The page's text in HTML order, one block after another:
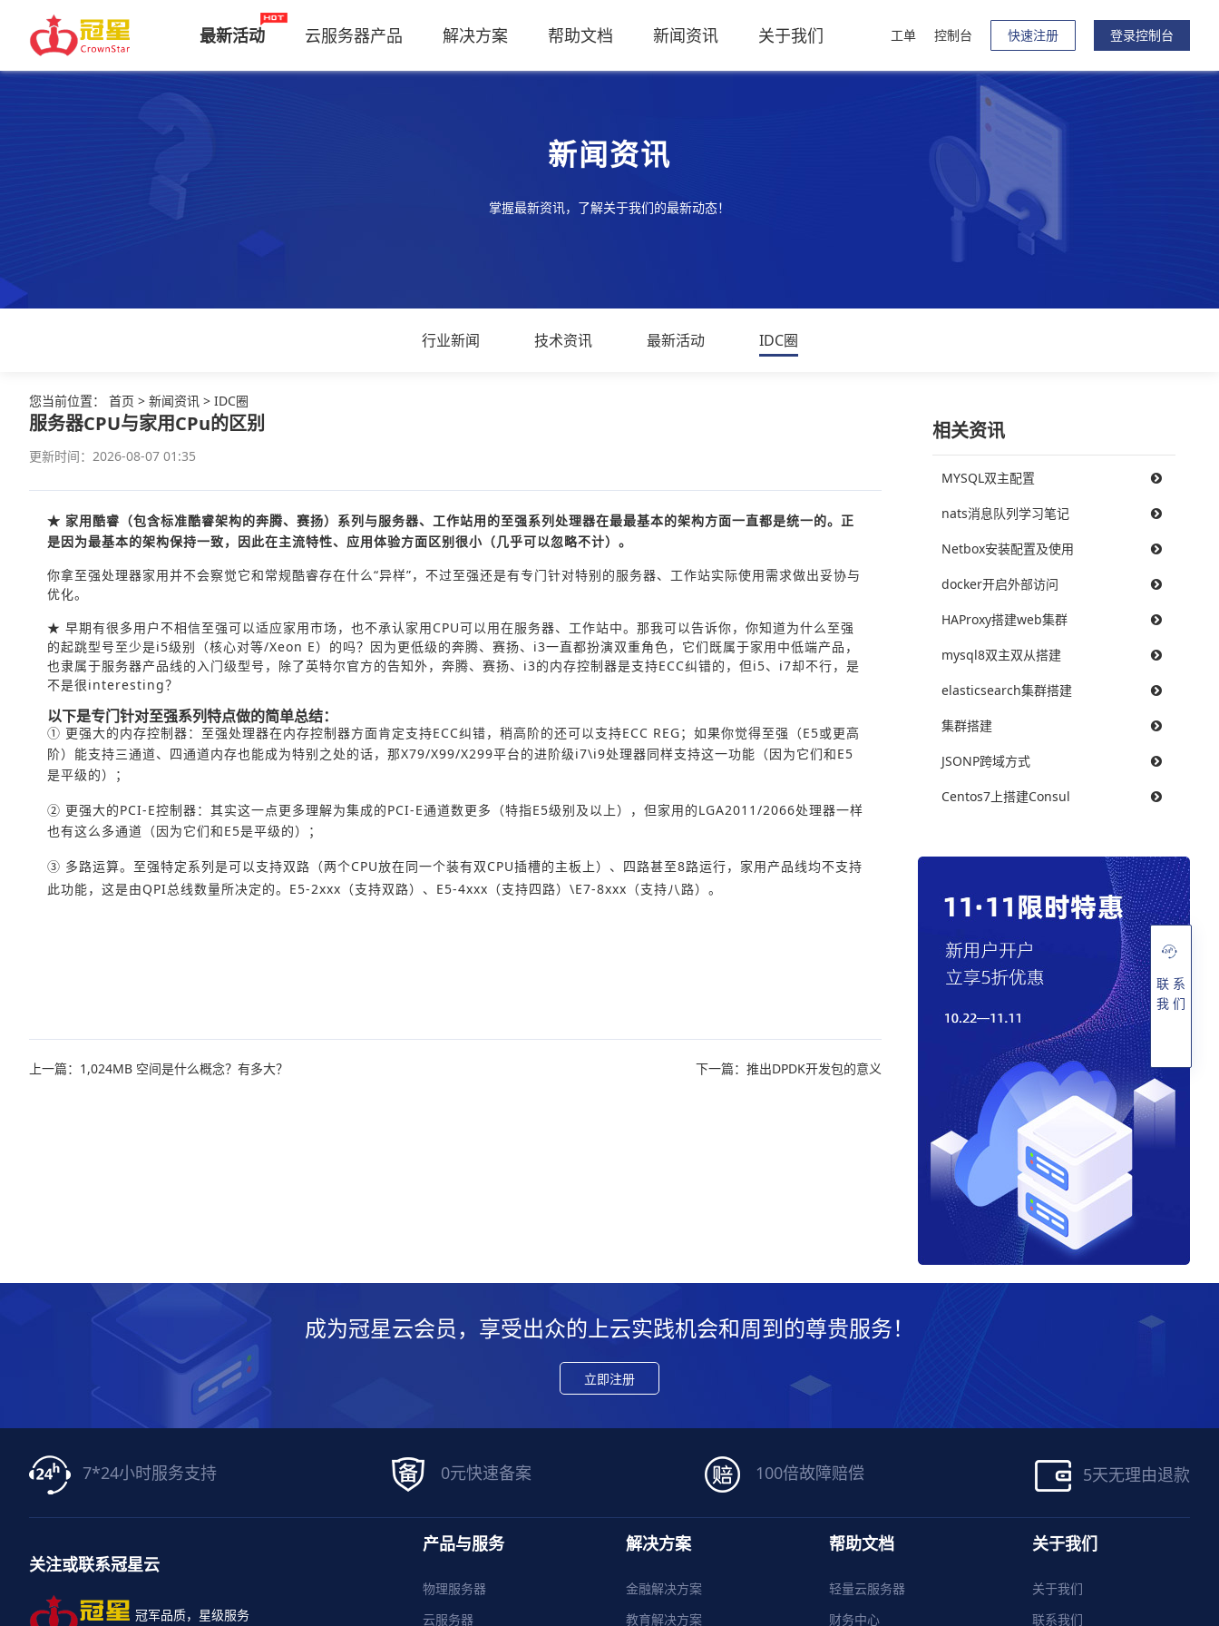
最新活动 云服务器产品 解决方案 帮助文档 新闻资讯 关于我们 工单 控制台 快速注册 登录控制台
新闻资讯
掌握最新资讯，了解关于我们的最新动态！
行业新闻 技术资讯 最新活动 IDC圈
您当前位置： 首页 > 新闻资讯 > IDC圈
服务器CPU与家用CPu的区别
更新时间：2026-08-07 01:35
★ 家用酷睿（包含标准酷睿架构的奔腾、 赛扬）系列与服务器、工作站用的至强系列处理器在最最基本的架构方面一直都是统一的。正
是因为最基本的架构保持一致，因此在主流特性、应用体验方面区别很小（几乎可以忽略不计）。
你拿至强处理器家用并不会察觉它和常规酷睿存在什么“异样”，不过至强还是有专门针对特别的服务器、工作站实际使用需求做出妥协与
优化。
★ 早期有很多用户不相信至强可以适应家用市场，也不承认家用CPU可以用在服务器、工作站中。那我可以告诉你，你知道为什么至强
的起跳型号至少是i5级别（核心对等/Xeon E）的吗？因为更低级的奔腾、赛扬、i3一直都扮演双重角色，它们既属于家用中低端产品，
也隶属于服务器产品线的入门级型号，除了英特尔官方的告知外，奔腾、赛扬、i3的内存控制器是支持ECC纠错的，但i5、i7却不行，是
不是很interesting？
以下是专门针对至强系列特点做的简单总结：
① 更强大的内存控制器：至强处理器在内存控制器方面肯定支持ECC纠错，稍高阶的还可以支持ECC REG；如果你觉得至强（E5或更高
阶）能支持三通道、四通道内存也能成为特别之处的话，那X79/X99/X299平台的进阶级i7\i9处理器同样支持这一功能（因为它们和E5
是平级的）；
② 更强大的PCI-E控制器：其实这一点更多理解为集成的PCI-E通道数更多（特指E5级别及以上），但家用的LGA2011/2066处理器一样
也有这么多通道（因为它们和E5是平级的）；
③ 多路运算。 至强特定系列是可以支持双路（两个CPU放在同一个装有双CPU插槽的主板上）、四路甚至8路运行，家用产品线均不支持
此功能，这是由QPI总线数量所决定的。 E5-2xxx （支持双路）、E5-4xxx（支持四路）\E7-8xxx（支持八路）。
上一篇：1,024MB 空间是什么概念？有多大？ 下一篇：推出DPDK开发包的意义
相关资讯
MYSQL双主配置
nats消息队列学习笔记
Netbox安装配置及使用
docker开启外部访问
HAProxy搭建web集群
mysql8双主双从搭建
elasticsearch集群搭建
集群搭建
JSONP跨域方式
Centos7上搭建Consul
成为冠星云会员，享受出众的上云实践机会和周到的尊贵服务！
立即注册
7*24小时服务支持 0元快速备案 100倍故障赔偿 5天无理由退款
关注或联系冠星云
冠军品质，星级服务
产品与服务
物理服务器
云服务器
解决方案
金融解决方案
教育解决方案
帮助文档
轻量云服务器
财务中心
关于我们
关于我们
联系我们
联 系
我 们